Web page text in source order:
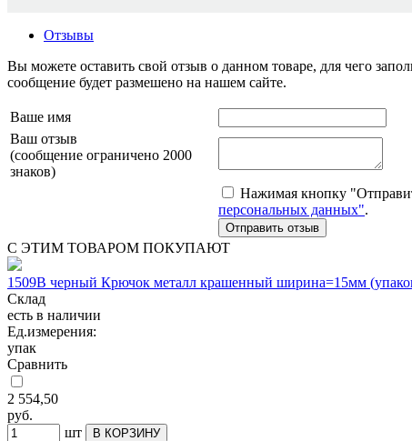
Отзывы
Вы можете оставить свой отзыв о данном товаре, для чего
сообщение будет размешено на нашем сайте.
Ваше имя
Ваш отзыв
(сообщение ограничено 2000
знаков)
Нажимая кнопку
персональных данных".
С ЭТИМ ТОВАРОМ ПОКУПАЮТ
1509В черный Крючок металл крашенный ширина=15мм
Склад
есть в наличии
Ед.измерения:
упак
Сравнить
2 554,50
руб.
шт
В КОРЗИНУ